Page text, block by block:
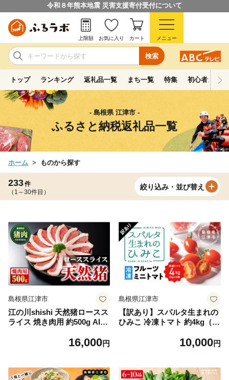
令和８年熊本地震 災害支援寄付受付について
検索
上限額 お気に入り カート メニュー
トップ ランキング 返礼品一覧 まち一覧 特集 初心者ガイド
- 島根県 江津市 -
ふるさと納税返礼品一覧
ホーム ものから探す
233件
（1～30件目）
絞り込み・並び替え
島根県江津市
江の川shishi 天然猪ロースス
ライス 焼き肉用 約500g AI-9
ノシシ肉 ジビエ ジビエ料理
冷凍 セット 島根県 江津市
16,000円
島根県江津市
【訳あり】スパルタ生まれの
ひみこ 冷凍トマト 約4kg（約
リ 加熱調理用 冷凍ミニトマ
家庭用 島根県 江津市
10,000円